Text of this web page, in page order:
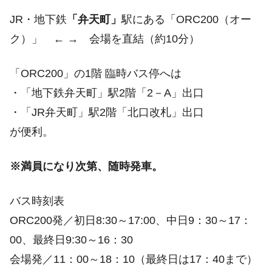
JR・地下鉄 「弁天町」 駅にある「ORC200（オー
ク）」 ← → 会場を直結（約10分）
「ORC200」の1階 臨時バス停へは
・「地下鉄弁天町」駅2階「2－A」出口
・「JR弁天町」駅2階「北口改札」出口
が便利。
※満員になり次第、随時発車。
バス時刻表
ORC200発／初日8:30～17:00、中日9：30～17：
00、最終日9:30～16：30
会場発／11：00～18：10（最終日は17：40まで）